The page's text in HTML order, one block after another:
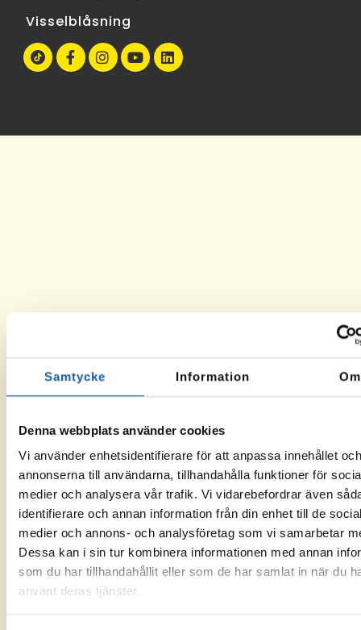
Samtycke Information Om
Denna webbplats använder cookies
Vi använder enhetsidentifierare för att anpassa innehållet och
annonserna till användarna, tillhandahålla funktioner för
medier och analysera vår trafik. Vi vidarebefordrar även
identifierare och annan information från din enhet till de
medier och annons- och analysföretag som vi samarbetar
Dessa kan i sin tur kombinera informationen med annan
som du har tillhandahållit eller som de har samlat in när du
använt deras tjänster.
Visselblåsning